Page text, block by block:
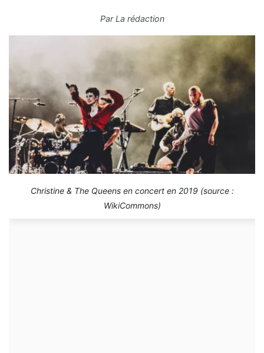
ParLa rédaction
Christine & The Queens en concert en 2019 (source :
WikiCommons)